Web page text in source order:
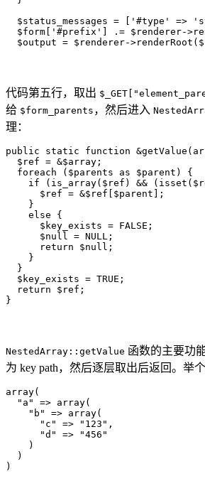
$status_messages = ['#type' =>
$form['#prefix'] .= $renderer-
$output = $renderer-
代码第五行，取出
给 $form_parents ，然后进入
理：
public static function
  $ref = &$array;
  foreach ($parents as $parent) {
if (is_array($ref) &&
      $ref = &$ref[$parent];
    }
    else {
      $key_exists = FALSE;
      $null = NULL;
      return $null;
    }
  }
  $key_exists = TRUE;
  return $ref;
}
NestedArray::getValue 函数的主要功
为 key path，然后逐层取出后返回。举
array(
  "a" => array(
    "b" => array(
      "c" => "123",
      "d" => "456"
    )
  )
)